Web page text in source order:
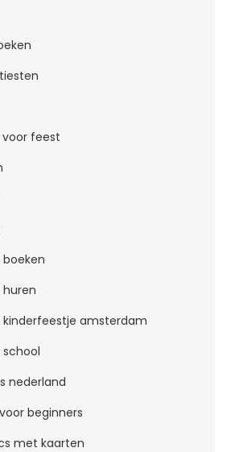
feest
amsterdam
nederland
beginners
met kaarten